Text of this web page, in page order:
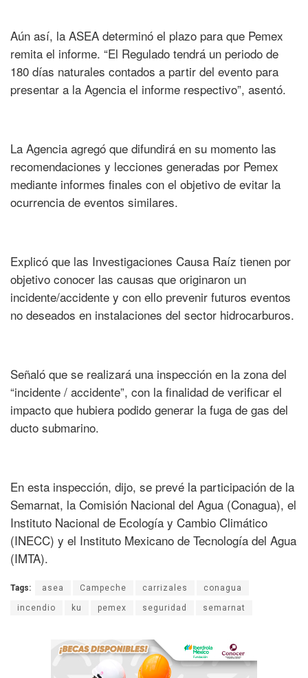
Aún así, la ASEA determinó el plazo para que Pemex
remita el informe. “El Regulado tendrá un periodo de
180 días naturales contados a partir del evento para
presentar a la Agencia el informe respectivo”, asentó.
La Agencia agregó que difundirá en su momento las
recomendaciones y lecciones generadas por Pemex
mediante informes finales con el objetivo de evitar la
ocurrencia de eventos similares.
Explicó que las Investigaciones Causa Raíz tienen por
objetivo conocer las causas que originaron un
incidente/accidente y con ello prevenir futuros eventos
no deseados en instalaciones del sector hidrocarburos.
Señaló que se realizará una inspección en la zona del
“incidente / accidente”, con la finalidad de verificar el
impacto que hubiera podido generar la fuga de gas del
ducto submarino.
En esta inspección, dijo, se prevé la participación de la
Semarnat, la Comisión Nacional del Agua (Conagua), el
Instituto Nacional de Ecología y Cambio Climático
(INECC) y el Instituto Mexicano de Tecnología del Agua
(IMTA).
Tags: asea Campeche carrizales conagua
incendio ku pemex seguridad semarnat